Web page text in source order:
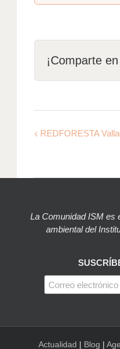
¡Comparte
REDFORESTA
La Comunidad ISM es
ambiental del
Actualidad | Blog |